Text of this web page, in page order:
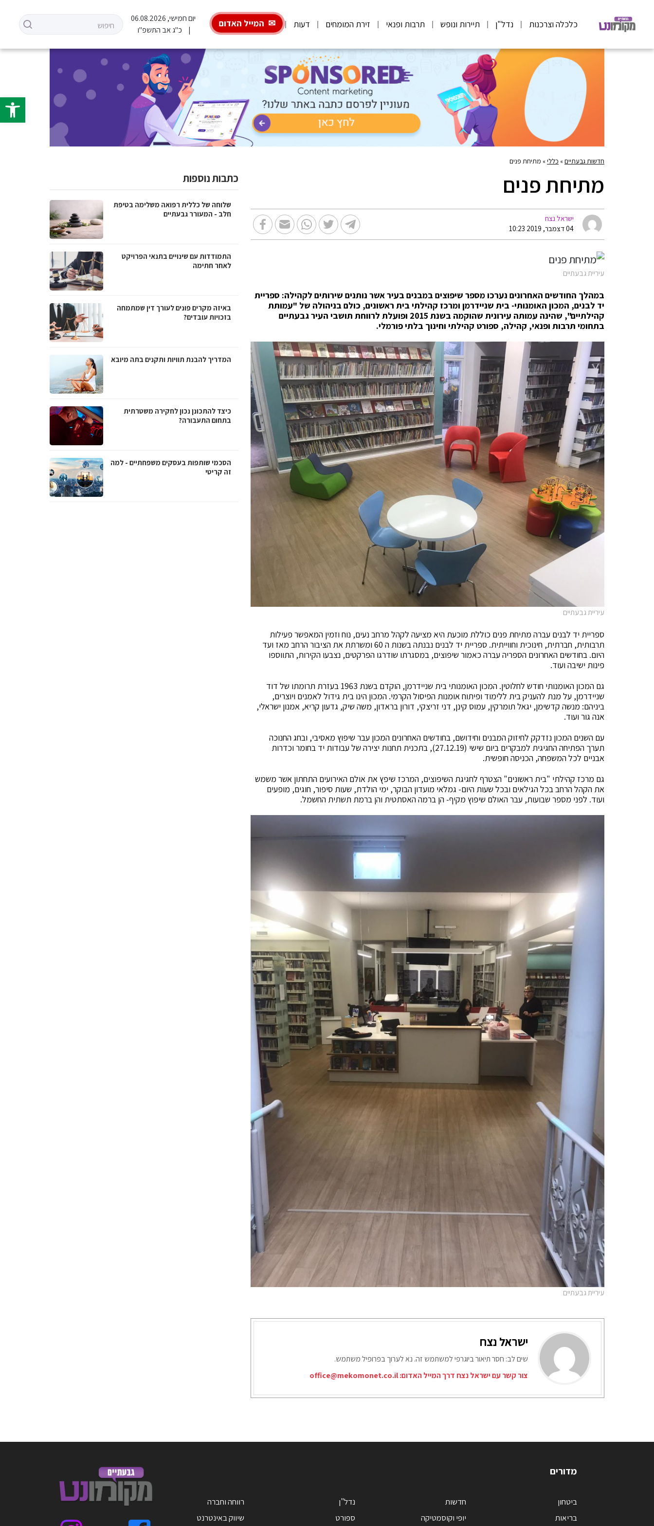
פתח
כלכלה וצרכנות נדל"ן תיירות ונופש תרבות ופנאי זירת המומחים דעות המייל האדום
יום חמישי, 06.08.2026
כ"ג אב התשפ"ו
חדשות גבעתיים» כללי» מתיחת פנים
מתיחת פנים
ישראל נצח
04 דצמבר, 2019 10:23
עיריית גבעתיים
במהלך החודשים האחרונים נערכו מספר שיפוצים במבנים בעיר אשר נותנים שירותים לקהילה: ספריית
יד לבנים, המכון האומנותי- בית שניידרמן ומרכז קהילתי בית ראשונים, כולם בניהולה של "עמותת
קהילתיים", שהינה עמותה עירונית שהוקמה בשנת 2015 ופועלת לרווחת תושבי העיר גבעתיים
בתחומי תרבות ופנאי, קהילה, ספורט קהילתי וחינוך בלתי פורמלי.
עיריית גבעתיים
ספריית יד לבנים עברה מתיחת פנים כוללת מוכעת היא מציעה לקהל מרחב נעים, נוח וזמין המאפשר פעילות
תרבותית, חברתית, חינוכית וחווייתית. ספריית יד לבנים נבנתה בשנות ה 60 ומשרתת את הציבור הרחב מאז ועד
היום. בחודשים האחרונים הספריה עברה כאמור שיפוצים, במסגרתו שודרגו הפרקטים, נצבעו הקירות, התווספו
פינות ישיבה ועוד.
גם המכון האומנותי חודש לחלוטין. המכון האומנותי בית שניידרמן, הוקדם בשנת 1963 בעזרת תרומתו של דוד
שניידרמן, על מנת להעניק בית ללימוד ופיתוח אומנות הפיסול הקרמי. המכון הינו בית גידול לאמנים ויוצרים,
ביניהם: מנשה קדשימן, יגאל תומרקין, עמוס קינן, דני זריצקי, דורון בראדון, משה שיק, גדעון קריא, אמנון ישראלי,
אנה גור ועוד.
עם השנים המכון נזדקק לחיזוק המבנים וחידושם, בחודשים האחרונים המכון עבר שיפוץ מאסיבי, ובחג החנוכה
תערך הפתיחה החגיגית למבקרים ביום שישי (27.12.19), בתכנית תחנות יצירה של עבודות יד בחומר וכדרות
אבניים לכל המשפחה, הכניסה חופשית.
גם מרכז קהילתי "בית ראשונים" הצטרף לחגיגת השיפוצים, המרכז שיפץ את אולם האירועים התחתון אשר משמש
את הקהל הרחב בכל הגילאים ובכל שעות היום- גמלאי מועדון הבוקר, ימי הולדת, שעות סיפור, חוגים, מופעים
ועוד. לפני מספר שבועות, עבר האולם שיפוץ מקיף- הן ברמה האסתטית והן ברמת תשתית החשמל.
עיריית גבעתיים
ישראל נצח
שים לב: חסר תיאור ביוגרפי למשתמש זה. נא לערוך בפרופיל משתמש.
צור קשר עם ישראל נצח דרך המייל האדום:office@mekomonet.co.il
כתבות נוספות
שלוחה של כללית רפואה משלימה בטיפת
חלב - המעורר גבעתיים
התמודדות עם שינויים בתנאי הפרויקט
לאחר חתימה
באיזה מקרים פונים לעורך דין שמתמחה
בזכויות עובדים?
המדריך להבנת תוויות ותקנים בתה מיובא
כיצד להתכונן נכון לחקירה משטרתית
בתחום התעבורה?
הסכמי שותפות בעסקים משפחתיים - למה
זה קריטי
מדורים
ביטחון
בריאות
חדשות
יופי וקוסמטיקה
נדל"ן
ספורט
רווחה וחברה
שיווק באינטרנט